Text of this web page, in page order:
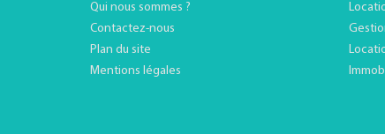
Qui nous sommes ?
Contactez-nous
Plan du site
Mentions légales